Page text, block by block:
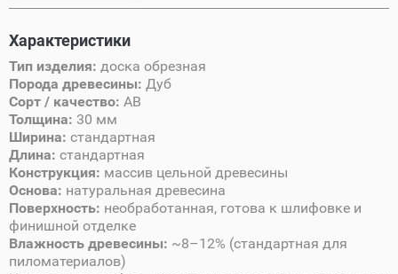
Характеристики
Тип изделия: доска обрезная
Порода древесины: Дуб
Сорт / качество: AB
Толщина: 30 мм
Ширина: стандартная
Длина: стандартная
Конструкция: массив цельной древесины
Основа: натуральная древесина
Поверхность: необработанная, готова к шлифовке и
финишной отделке
Влажность древесины: ~8–12% (стандартная для
пиломатериалов)